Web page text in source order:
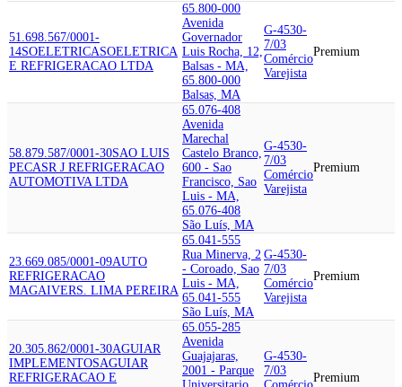
51.698.567/0001-
14SOELETRICASOELETRICA
E REFRIGERACAO LTDA
65.800-000
Avenida
Governador
Luis Rocha, 12,
Balsas - MA,
65.800-000
Balsas, MA
G-4530-
7/03
Comércio
Varejista
Premium
58.879.587/0001-30SAO LUIS
PECASR J REFRIGERACAO
AUTOMOTIVA LTDA
65.076-408
Avenida
Marechal
Castelo Branco,
600 - Sao
Francisco, Sao
Luis - MA,
65.076-408
São Luís, MA
G-4530-
7/03
Comércio
Varejista
Premium
23.669.085/0001-09AUTO
REFRIGERACAO
MAGAIVERS. LIMA PEREIRA
65.041-555
Rua Minerva, 2
- Coroado, Sao
Luis - MA,
65.041-555
São Luís, MA
G-4530-
7/03
Comércio
Varejista
Premium
20.305.862/0001-30AGUIAR
IMPLEMENTOSAGUIAR
REFRIGERACAO E
65.055-285
Avenida
Guajajaras,
2001 - Parque
G-4530-
7/03
Premium